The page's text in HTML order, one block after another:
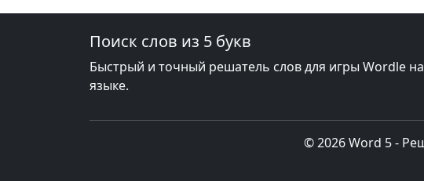
Поиск слов из 5 букв
Быстрый и точный решатель слов для игры Wordle
языке.
© 2026 Word 5 -